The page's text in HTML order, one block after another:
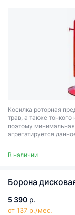
Косилка роторная
трав, а также
поэтому
агрегатируется
24 лошадиные силы, а
В наличии
Борона
5 390 р.
от 137 р./мес.